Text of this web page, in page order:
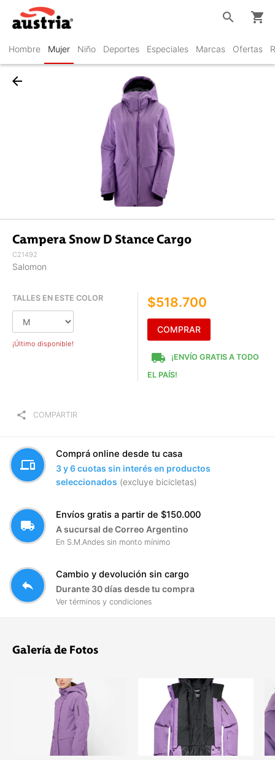
Hombre Mujer Niño Deportes Especiales Marcas Ofertas
search shopping_cart
arrow_back
Campera Snow D Stance Cargo
C21492
Salomon
TALLES EN ESTE COLOR
¡Último disponible!
$518.700
COMPRAR
local_shipping
¡ENVÍO GRATIS A TODO
EL PAÍS!
share COMPARTIR
devices
Comprá online desde tu casa
3 y 6 cuotas sin interés en productos
seleccionados (excluye bicicletas)
local_shipping
Envíos gratis a partir de $150.000
A sucursal de Correo Argentino
En S.M.Andes sin monto mínimo
reply
Cambio y devolución sin cargo
Durante 30 días desde tu compra
Ver términos y condiciones
Galería de Fotos